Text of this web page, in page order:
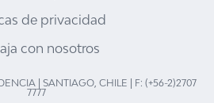
de privacidad
con nosotros
| SANTIAGO, CHILE | F: (+56-2)2707
7777